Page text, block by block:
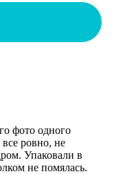
фото одного
ровно, не
Упаковали в
не помялась.